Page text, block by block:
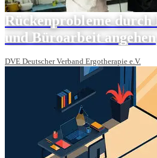
Rückenprobleme durch
und Büroarbeit angehen
DVE Deutscher Verband Ergotherapie e.V.